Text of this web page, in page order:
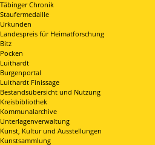
Täbinger Chronik
Staufermedaille
Urkunden
Landespreis für Heimatforschung
Bitz
Pocken
Luithardt
Burgenportal
Luithardt Finissage
Bestandsübersicht und Nutzung
Kreisbibliothek
Kommunalarchive
Unterlagenverwaltung
Kunst, Kultur und Ausstellungen
Kunstsammlung